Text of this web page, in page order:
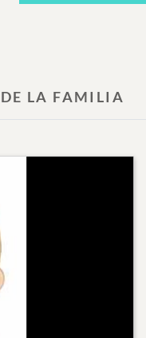
DE LA FAMILIA